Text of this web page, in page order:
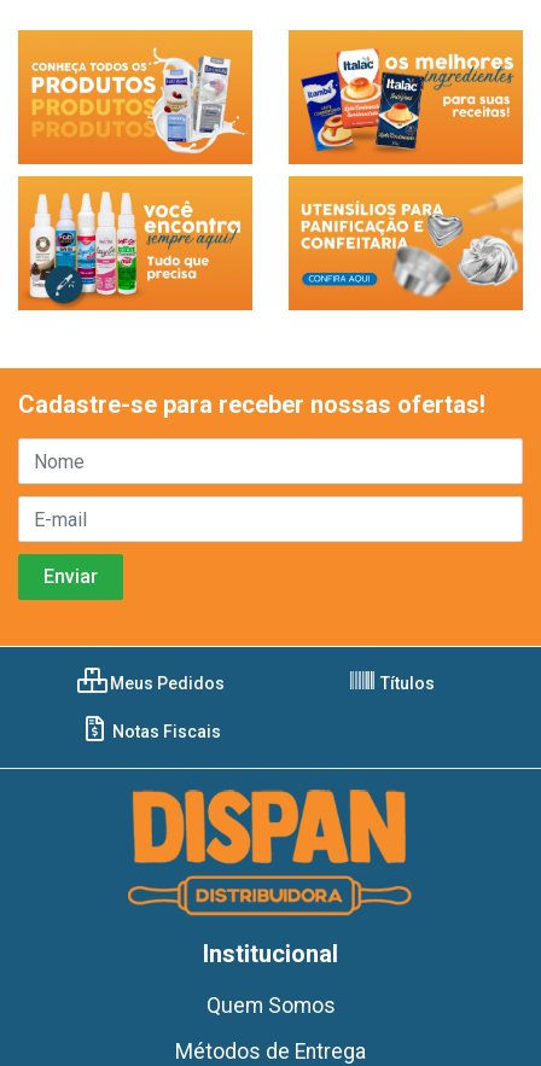
Cadastre-se para receber nossas ofertas!
Meus Pedidos Títulos
Notas Fiscais
Institucional
Quem Somos
Métodos de Entrega